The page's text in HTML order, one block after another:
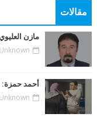
مقالات
مازن
Unknown
أحمد حمزة:
Unknown